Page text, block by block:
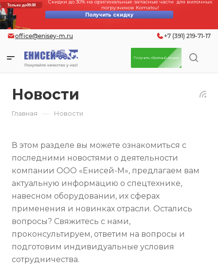
Только до09.08
Скидки до 30% на оригинальные запасные части для вилочных
погрузчиков Komatsu!
Получить скидку
office@enisey-m.ru +7 (391) 219-71-17
Получить обратный звонок
Новости
Главная — Новости
В этом разделе вы можете ознакомиться с
последними новостями о деятельности
компании ООО «Енисей-М», предлагаем вам
актуальную информацию о спецтехнике,
навесном оборудовании, их сферах
применения и новинках отрасли. Остались
вопросы? Свяжитесь с нами,
проконсультируем, ответим на вопросы и
подготовим индивидуальные условия
сотрудничества.